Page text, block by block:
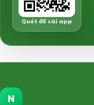
Quét để cài app
N